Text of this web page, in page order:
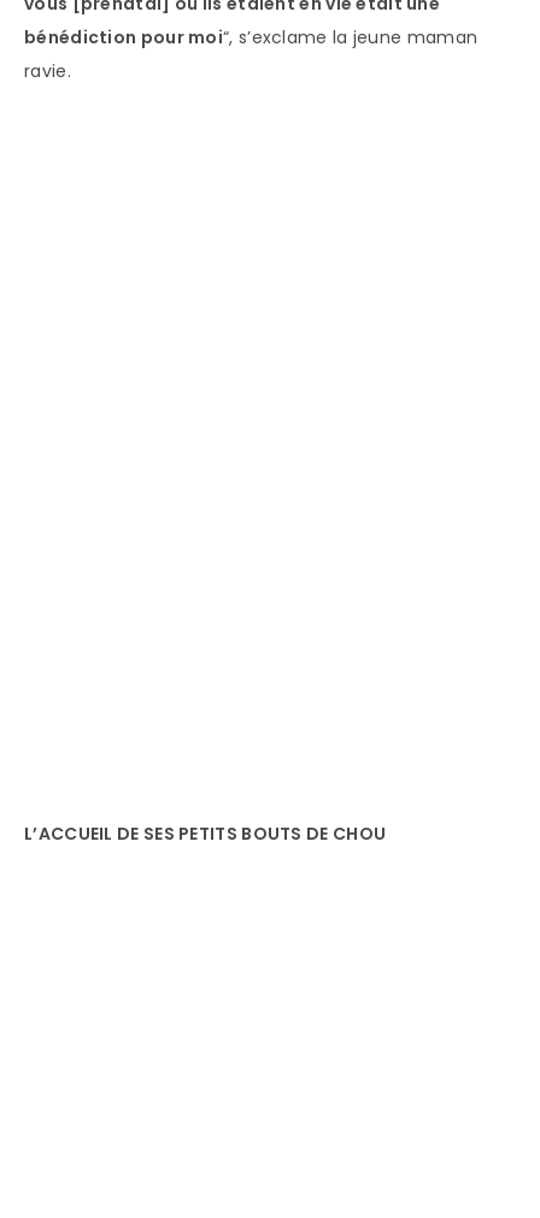
bénédiction pour moi“, s’exclame la jeune maman
ravie.
L’ACCUEIL DE SES PETITS BOUTS DE CHOU